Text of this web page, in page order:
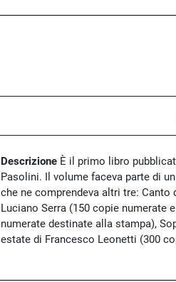
Descrizione È il primo libro
Pasolini. Il volume faceva parte di
che ne comprendeva altri tre: Canto
Luciano Serra (150 copie numerate
numerate destinate alla stampa),
estate di Francesco Leonetti (300